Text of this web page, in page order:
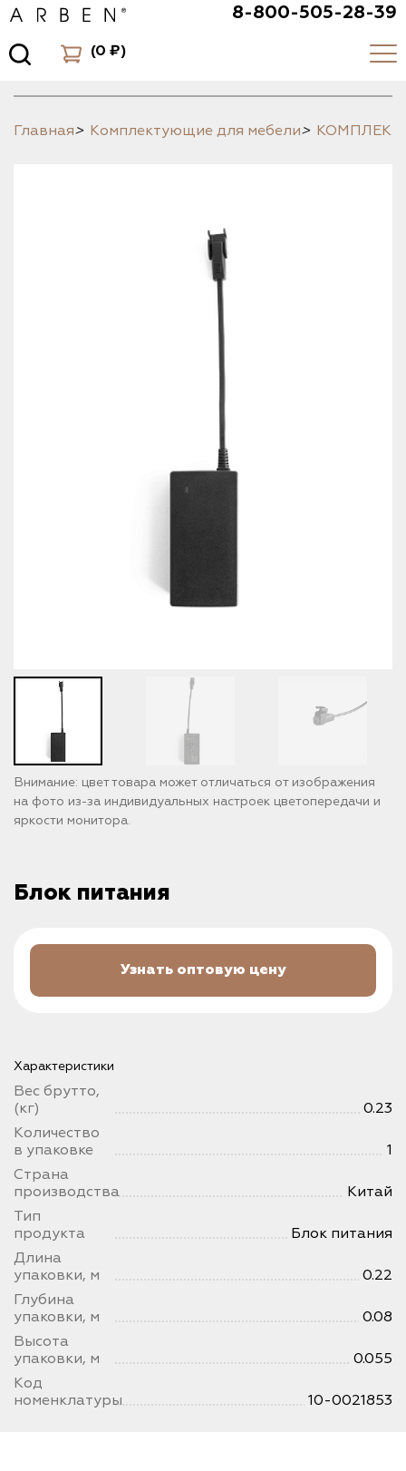
8-800-505-28-39
(0 ₽)
Главная> Комплектующие для мебели>
Внимание: цвет товара может отличаться от изображения
на фото из-за индивидуальных настроек цветопередачи и
яркости монитора.
Блок питания
Узнать оптовую цену
Характеристики
Вес брутто,
(кг)
0.23
Количество
в упаковке
1
Страна
производства
Китай
Тип
продукта
Блок питания
Длина
упаковки, м
0.22
Глубина
упаковки, м
0.08
Высота
упаковки, м
0.055
Код
номенклатуры
10-0021853